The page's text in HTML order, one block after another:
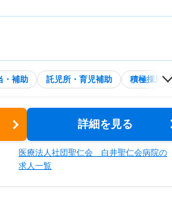
・補助 託児所・育児補助 積極採用中
詳細を見る
医療法人社団聖仁会 白井聖仁会病院の
求人一覧